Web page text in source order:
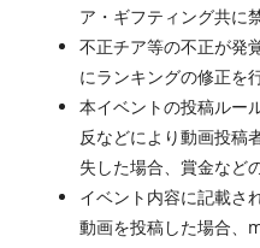
ア・ギフティング共に
不正チア等の不正が発
にランキングの修正を
本イベントの投稿ルー
反などにより動画投稿
失した場合、賞金など
イベント内容に記載さ
動画を投稿した場合、